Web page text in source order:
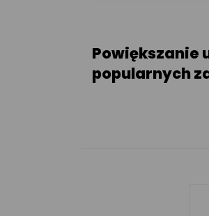
Powiększanie
popularnych